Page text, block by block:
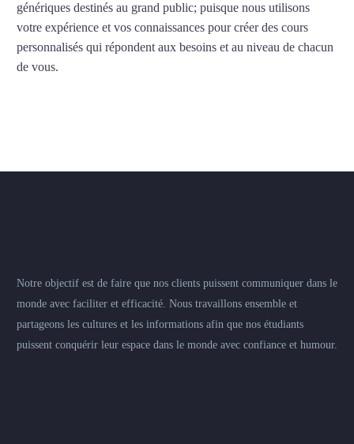
génériques destinés au grand public; puisque nous utilisons
votre expérience et vos connaissances pour créer des cours
personnalisés qui répondent aux besoins et au niveau de chacun
de vous.
Notre objectif est de faire que nos clients puissent communiquer dans le
monde avec faciliter et efficacité. Nous travaillons ensemble et
partageons les cultures et les informations afin que nos étudiants
puissent conquérir leur espace dans le monde avec confiance et humour.